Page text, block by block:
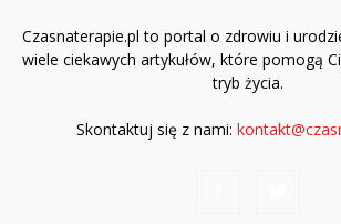
Czasnaterapie.pl to portal o zdrowiu i
wiele ciekawych artykułów, które pomogą
tryb życia.
Skontaktuj się z nami: